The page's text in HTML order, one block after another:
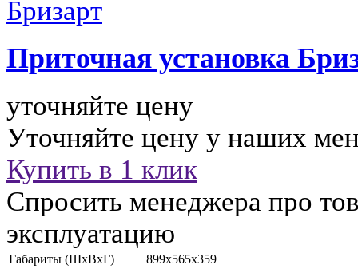
Приточная установка
уточняйте цену
Уточняйте цену у наших
Купить в 1 клик
Спросить менеджера про
эксплуатацию
Габариты (ШхВхГ)
899x565x359